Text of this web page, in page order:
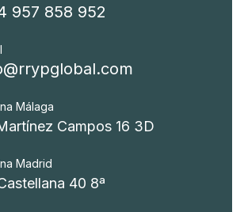
957 858 952
Málaga
Campos 16 3D
Madrid
40 8ª